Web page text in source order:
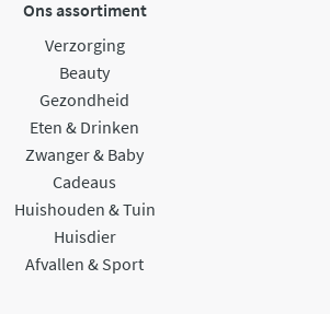
Ons assortiment
Verzorging
Beauty
Gezondheid
Eten & Drinken
Zwanger & Baby
Cadeaus
Huishouden & Tuin
Huisdier
Afvallen & Sport